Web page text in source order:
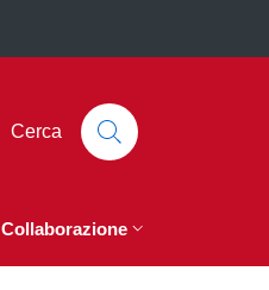
Cerca
Collaborazione